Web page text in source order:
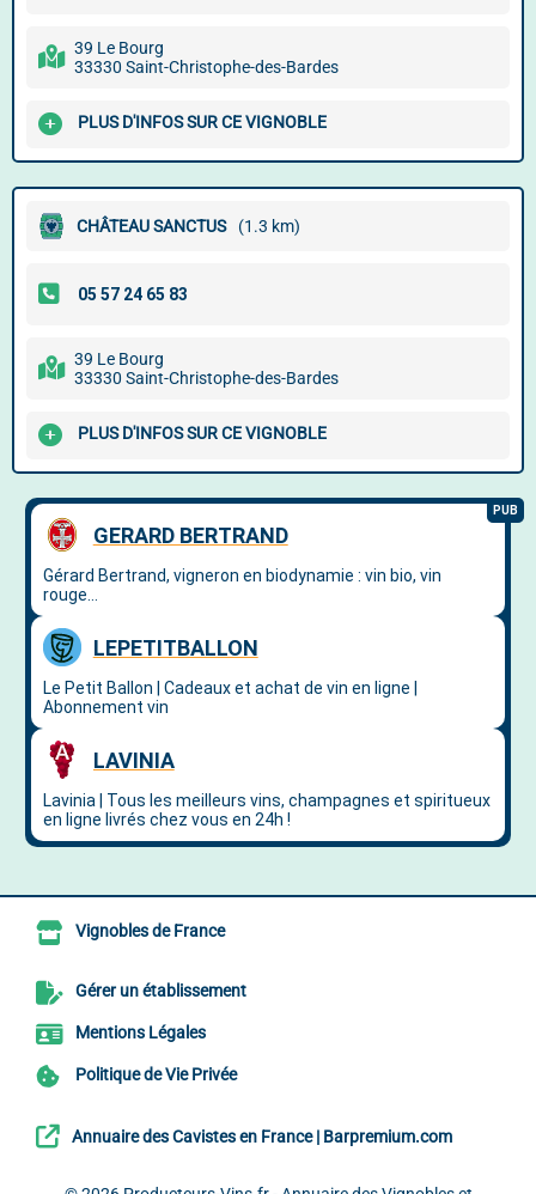
39 Le Bourg
33330 Saint-Christophe-des-Bardes
PLUS D'INFOS SUR CE VIGNOBLE
CHÂTEAU SANCTUS (1.3 km)
39 Le Bourg
33330 Saint-Christophe-des-Bardes
PLUS D'INFOS SUR CE VIGNOBLE
Vignobles de France
Gérer un établissement
Mentions Légales
Politique de Vie Privée
Annuaire des Cavistes en France | Barpremium.com